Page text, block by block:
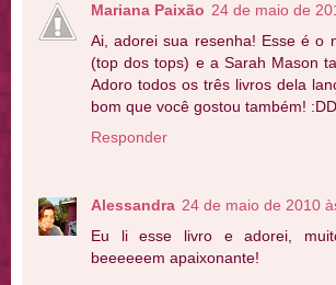
Mariana Paixão 24 de maio de
Ai, adorei sua resenha! Esse é o
(top dos tops) e a Sarah Mason
Adoro todos os três livros dela
bom que você gostou também! :DD
Responder
Alessandra 24 de maio de 2010
Eu li esse livro e adorei,
beeeeeem apaixonante!